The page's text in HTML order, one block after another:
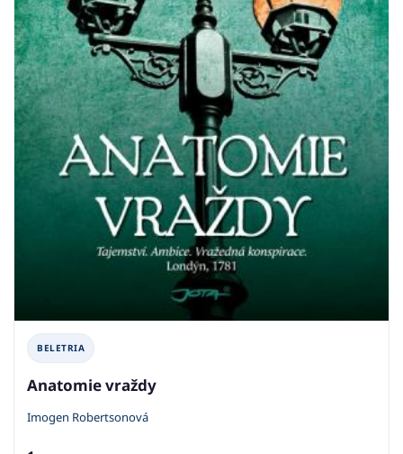
BELETRIA
Anatomie vraždy
Imogen Robertsonová